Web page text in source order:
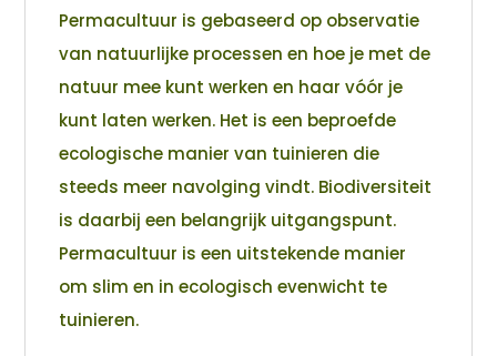
Permacultuur is gebaseerd op observatie
van natuurlijke processen en hoe je met de
natuur mee kunt werken en haar vóór je
kunt laten werken. Het is een beproefde
ecologische manier van tuinieren die
steeds meer navolging vindt. Biodiversiteit
is daarbij een belangrijk uitgangspunt.
Permacultuur is een uitstekende manier
om slim en in ecologisch evenwicht te
tuinieren.